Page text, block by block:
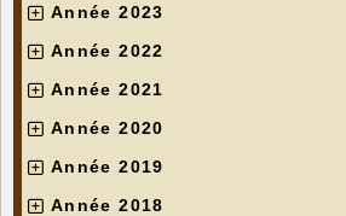
Année 2023
Année 2022
Année 2021
Année 2020
Année 2019
Année 2018